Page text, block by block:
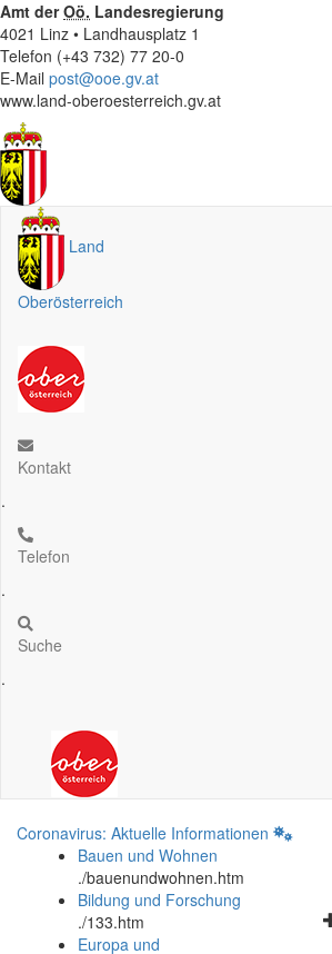
Amt derOö. Landesregierung
4021 Linz • Landhausplatz 1
Telefon (+43 732) 77 20-0
E-Mail post@ooe.gv.at
www.land-oberoesterreich.gv.at
Land
Oberösterreich
Kontakt
.
Telefon
.
Suche
.
Coronavirus: Aktuelle Informationen
Bauen und Wohnen
./bauenundwohnen.htm
Bildung und Forschung
./133.htm
Europa und